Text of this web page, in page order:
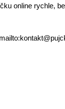
online rychle,